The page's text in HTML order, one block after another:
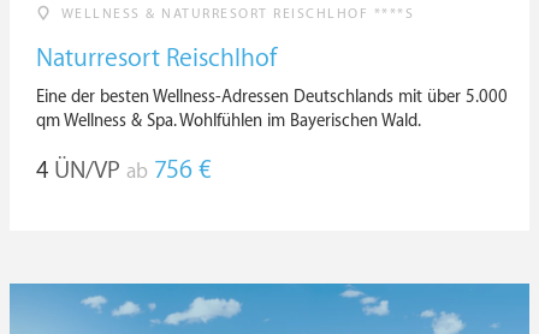
WELLNESS & NATURRESORT REISCHLHOF ****S
Naturresort Reischlhof
Eine der besten Wellness-Adressen Deutschlands mit über 5.000
qm Wellness & Spa. Wohlfühlen im Bayerischen Wald.
4 ÜN/VP ab 756 €